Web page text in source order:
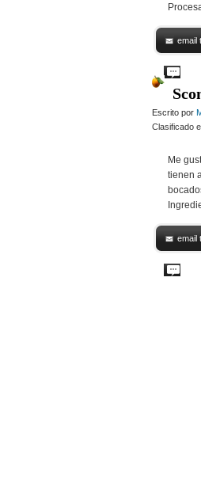
email
Escrito por
Clasificado
Me
tienen
email